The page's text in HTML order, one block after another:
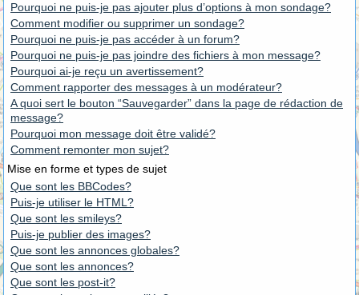
Pourquoi ne puis-je pas ajouter plus d’options à mon sondage?
Comment modifier ou supprimer un sondage?
Pourquoi ne puis-je pas accéder à un forum?
Pourquoi ne puis-je pas joindre des fichiers à mon message?
Pourquoi ai-je reçu un avertissement?
Comment rapporter des messages à un modérateur?
A quoi sert le bouton “Sauvegarder” dans la page de rédaction de
message?
Pourquoi mon message doit être validé?
Comment remonter mon sujet?
Mise en forme et types de sujet
Que sont les BBCodes?
Puis-je utiliser le HTML?
Que sont les smileys?
Puis-je publier des images?
Que sont les annonces globales?
Que sont les annonces?
Que sont les post-it?